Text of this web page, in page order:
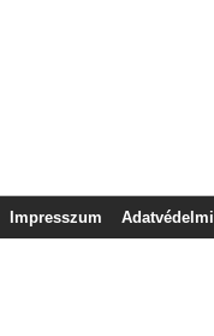
Impresszum